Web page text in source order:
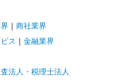
商社業界
ス
金融業界
法人・税理士法人